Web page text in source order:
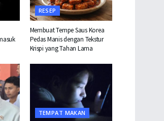
RESEP
Membuat Tempe Saus Korea
Pedas Manis dengan Tekstur
Krispi yang Tahan Lama
TEMPAT MAKAN